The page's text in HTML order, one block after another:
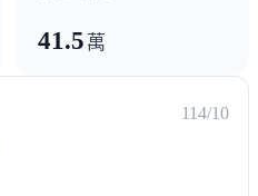
41.5 萬
114/10